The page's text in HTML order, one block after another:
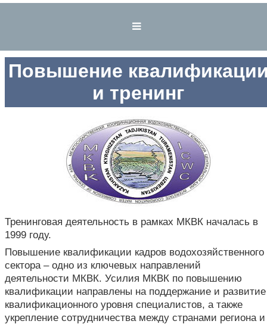
Повышение
и тренинг
Тренинговая деятельность в рамках МКВК началась в
1999 году.
Повышение квалификации кадров водохозяйственного
сектора – одно из ключевых направлений
деятельности МКВК. Усилия МКВК по повышению
квалификации направлены на поддержание и развитие
квалификационного уровня специалистов, а также
укрепление сотрудничества между странами региона и